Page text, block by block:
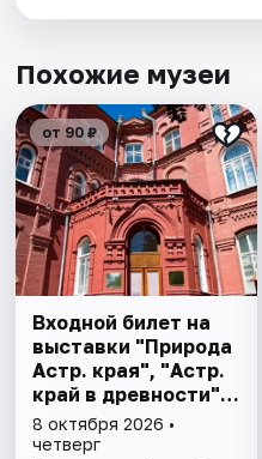
Похожие музеи
от 90 ₽
Входной билет на
выставки "Природа
Астр. края", "Астр.
край в древности",
"Заселение Астр.
края"
8 октября 2026 •
четверг